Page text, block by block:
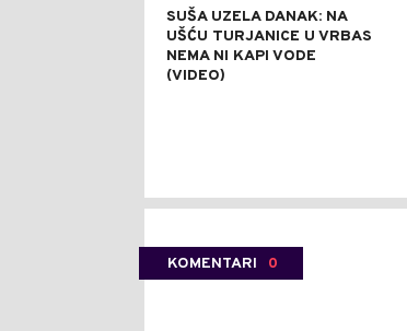
SUŠA UZELA DANAK: NA
UŠĆU TURJANICE U VRBAS
NEMA NI KAPI VODE
(VIDEO)
KOMENTARI 0